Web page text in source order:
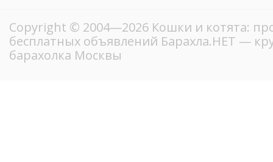
Copyright © 2004—2026 Кошки и котята:
бесплатных объявлений Барахла.НЕТ —
барахолка Москвы